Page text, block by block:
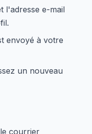
l'adresse e-mail
envoyé à votre
un nouveau
courrier